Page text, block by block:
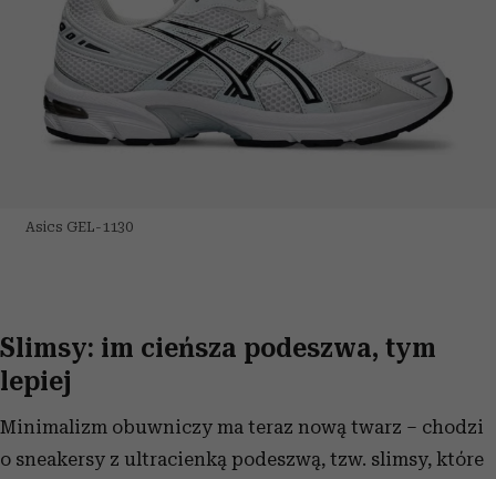
Asics GEL-1130
Slimsy: im cieńsza podeszwa, tym
lepiej
Minimalizm obuwniczy ma teraz nową twarz – chodzi
o sneakersy z ultracienką podeszwą, tzw. slimsy, które